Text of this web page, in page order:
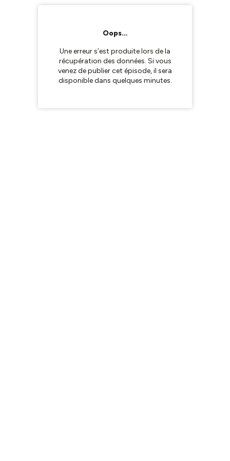
Oops…
Une erreur s’est produite lors de la
récupération des données. Si vous
venez de publier cet épisode, il sera
disponible dans quelques minutes.